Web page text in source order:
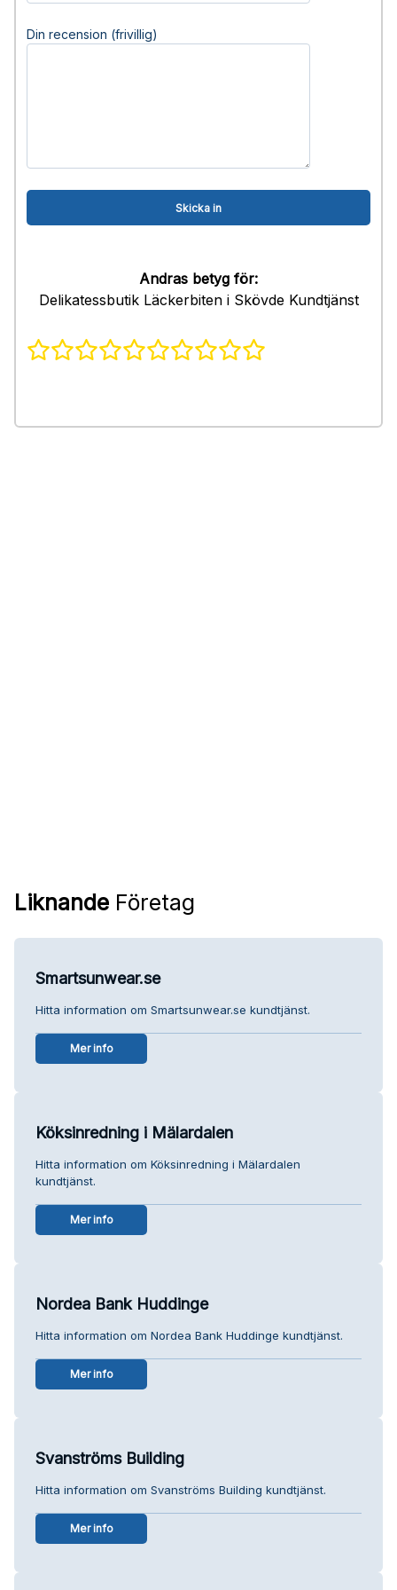
Din recension (frivillig)
Andras betyg för:
Delikatessbutik Läckerbiten i Skövde Kundtjänst
Liknande Företag
Smartsunwear.se
Hitta information om Smartsunwear.se kundtjänst.
Mer info
Köksinredning i Mälardalen
Hitta information om Köksinredning i Mälardalen
kundtjänst.
Mer info
Nordea Bank Huddinge
Hitta information om Nordea Bank Huddinge kundtjänst.
Mer info
Svanströms Building
Hitta information om Svanströms Building kundtjänst.
Mer info